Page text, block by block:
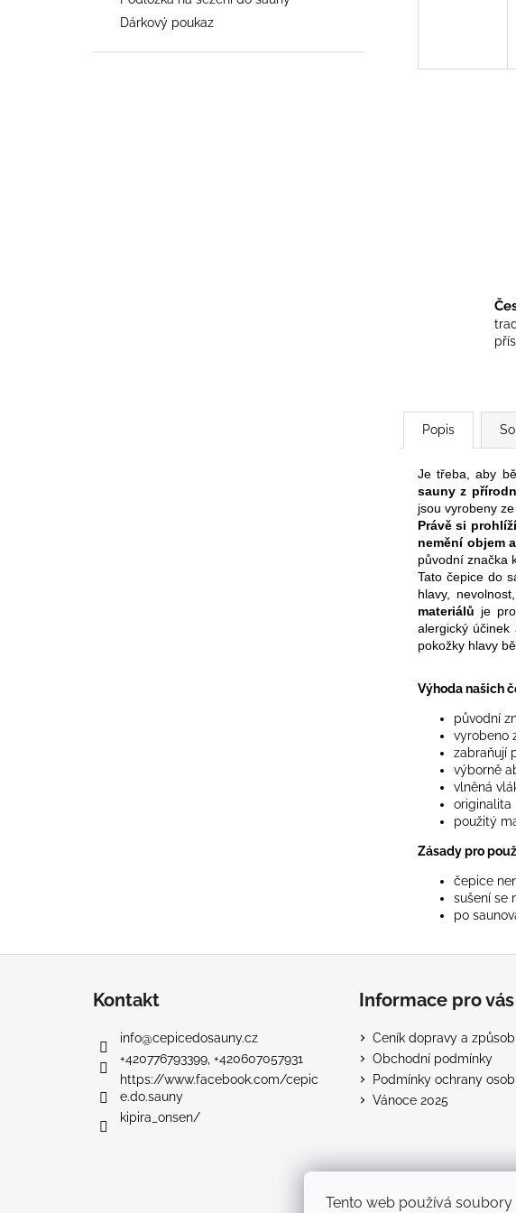
Tento web používá
Dárkový poukaz
Popis
Je třeba, aby
sauny z
jsou vyrobeny
Právě si
nemění objem
původní značka
Tato čepice do
hlavy,
materiálů je
alergický
pokožky hlavy
Výhoda našich
původní
vyrobeno
zabraňují
výborně
vlněná
originalita
použitý
Zásady pro
čepice
sušení se
po
Kontakt
info@cepicedosauny.cz
+420776793399, +420607057931
https://www.facebook.com/cepic
e.do.sauny
kipira_onsen/
Informace pro vás
Ceník dopravy a
Obchodní podmínky
Podmínky ochrany
Vánoce 2025